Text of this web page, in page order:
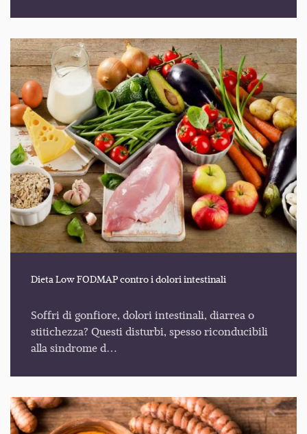
Dieta Low FODMAP contro i dolori intestinali
Soffri di gonfiore, dolori intestinali, diarrea o
stitichezza? Questi disturbi, spesso riconducibili
alla sindrome d…